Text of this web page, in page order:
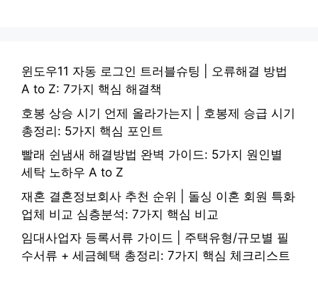
윈도우11 자동 로그인 트러블슈팅 | 오류해결 방법
A to Z: 7가지 핵심 해결책
호봉 상승 시기 언제 올라가는지 | 호봉제 승급 시기
총정리: 5가지 핵심 포인트
빨래 쉰냄새 해결방법 완벽 가이드: 5가지 원인별
세탁 노하우 A to Z
재혼 결혼정보회사 추천 순위 | 돌싱 이혼 회원 특화
업체 비교 심층분석: 7가지 핵심 비교
임대사업자 등록서류 가이드 | 주택유형/규모별 필
수서류 + 세금혜택 총정리: 7가지 핵심 체크리스트